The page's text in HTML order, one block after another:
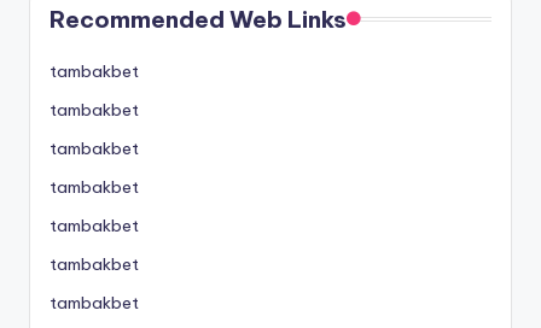
Recommended Web Links
tambakbet
tambakbet
tambakbet
tambakbet
tambakbet
tambakbet
tambakbet